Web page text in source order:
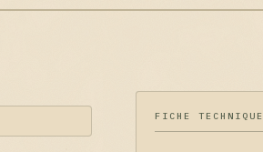
FICHE TECHNIQUE